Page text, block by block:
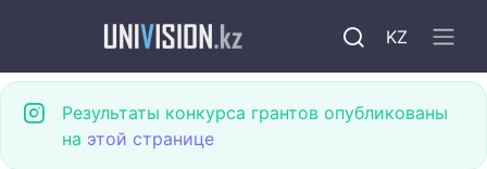
KZ
Результаты конкурса грантов опубликованы
на этой странице